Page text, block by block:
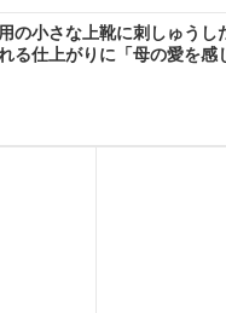
の小さな上靴に刺しゅう
る仕上がりに「母の愛を感